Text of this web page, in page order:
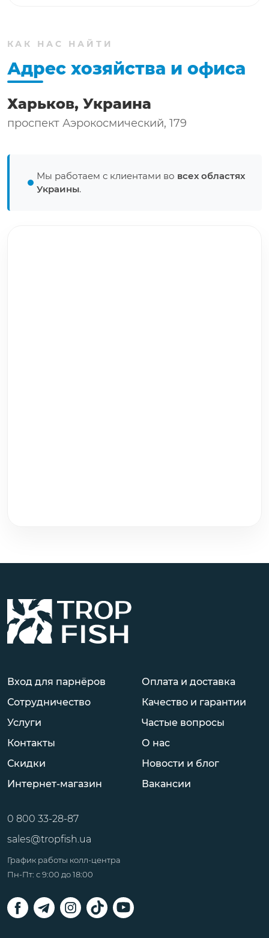
КАК НАС НАЙТИ
Адрес хозяйства и офиса
Харьков, Украина
проспект Аэрокосмический, 179
Мы работаем с клиентами во всех областях
Украины.
Вход для парнёров
Сотрудничество
Услуги
Контакты
Скидки
Интернет-магазин
Оплата и доставка
Качество и гарантии
Частые вопросы
О нас
Новости и блог
Вакансии
0 800 33-28-87
sales@tropfish.ua
График работы колл-центра
Пн-Пт: с 9:00 до 18:00